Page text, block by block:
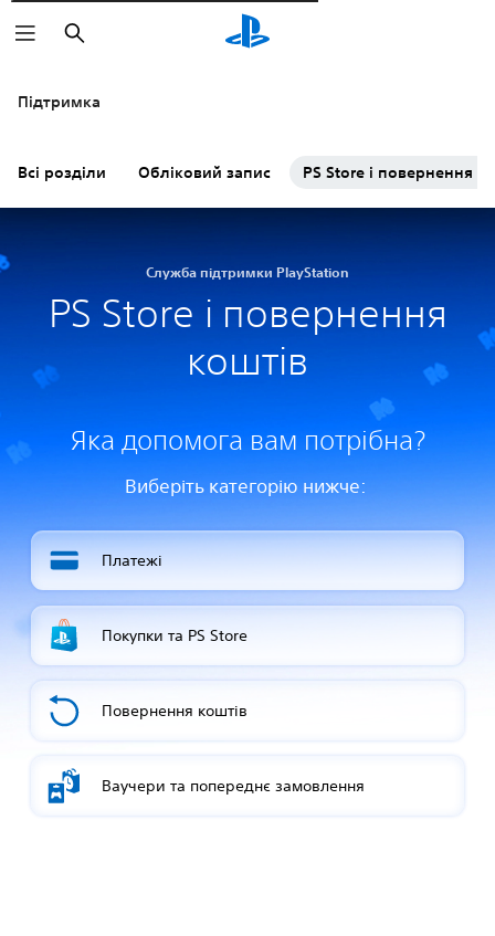
Пошук
Підтримка
Всі розділи Обліковий запис PS Store і повернення
Служба підтримки PlayStation
PS Store і повернення
коштів
Яка допомога вам потрібна?
Виберіть категорію нижче:
Платежі
Покупки та PS Store
Повернення коштів
Ваучери та попереднє замовлення